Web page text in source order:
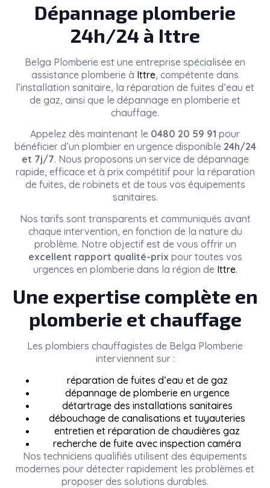
Dépannage plomberie
24h/24 à Ittre
Belga Plomberie est une entreprise spécialisée en
assistance plomberie à Ittre, compétente dans
l’installation sanitaire, la réparation de fuites d’eau et
de gaz, ainsi que le dépannage en plomberie et
chauffage.
Appelez dès maintenant le 0480 20 59 91 pour
bénéficier d’un plombier en urgence disponible 24h/24
et 7j/7. Nous proposons un service de dépannage
rapide, efficace et à prix compétitif pour la réparation
de fuites, de robinets et de tous vos équipements
sanitaires.
Nos tarifs sont transparents et communiqués avant
chaque intervention, en fonction de la nature du
problème. Notre objectif est de vous offrir un
excellent rapport qualité-prix pour toutes vos
urgences en plomberie dans la région de Ittre.
Une expertise complète en
plomberie et chauffage
Les plombiers chauffagistes de Belga Plomberie
interviennent sur :
réparation de fuites d’eau et de gaz
dépannage de plomberie en urgence
détartrage des installations sanitaires
débouchage de canalisations et tuyauteries
entretien et réparation de chaudières gaz
recherche de fuite avec inspection caméra
Nos techniciens qualifiés utilisent des équipements
modernes pour détecter rapidement les problèmes et
proposer des solutions durables.